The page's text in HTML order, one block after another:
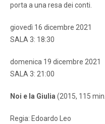
porta a una resa dei conti.
giovedì 16 dicembre 2021
SALA 3: 18:30
domenica 19 dicembre 2021
SALA 3: 21:00
Noi e la Giulia (2015, 115
Regia: Edoardo Leo